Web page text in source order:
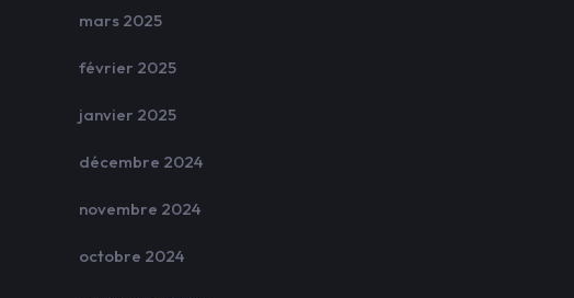
mars 2025
février 2025
janvier 2025
décembre 2024
novembre 2024
octobre 2024